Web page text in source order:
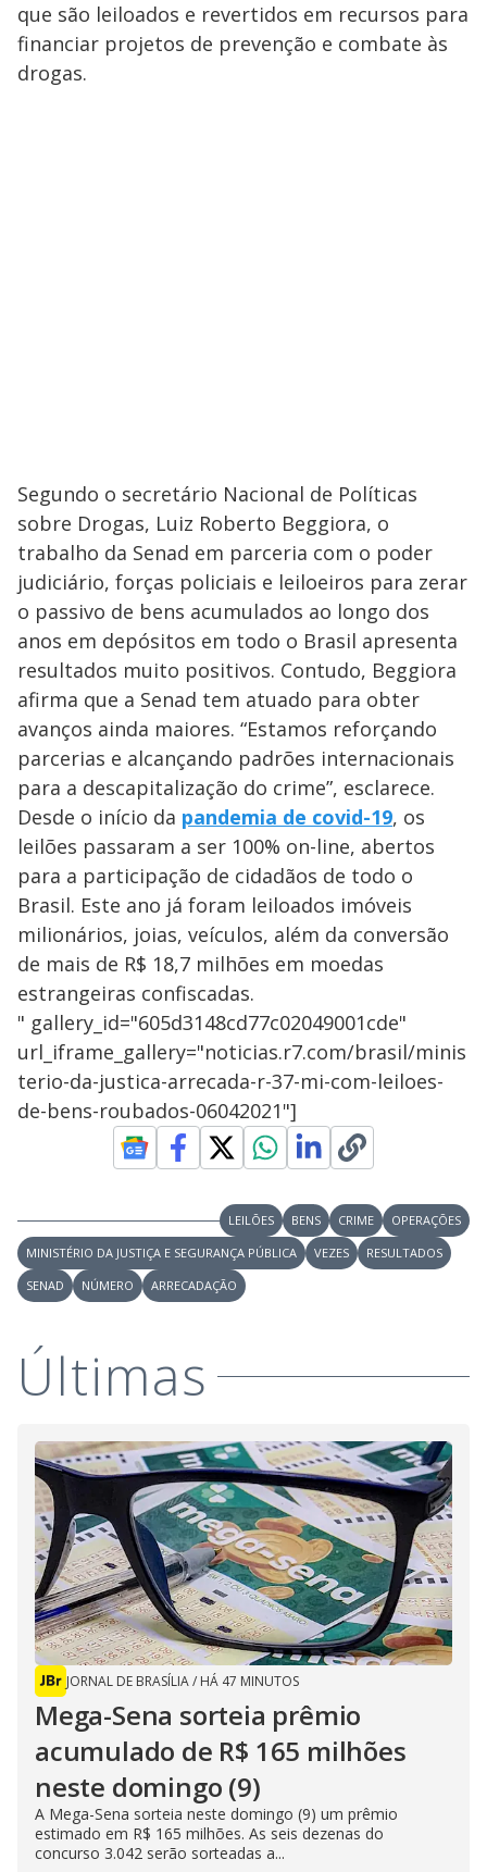
que são leiloados e revertidos em recursos para
financiar projetos de prevenção e combate às
drogas.
Segundo o secretário Nacional de Políticas
sobre Drogas, Luiz Roberto Beggiora, o
trabalho da Senad em parceria com o poder
judiciário, forças policiais e leiloeiros para zerar
o passivo de bens acumulados ao longo dos
anos em depósitos em todo o Brasil apresenta
resultados muito positivos. Contudo, Beggiora
afirma que a Senad tem atuado para obter
avanços ainda maiores. “Estamos reforçando
parcerias e alcançando padrões internacionais
para a descapitalização do crime”, esclarece.
Desde o início da pandemia de covid-19, os
leilões passaram a ser 100% on-line, abertos
para a participação de cidadãos de todo o
Brasil. Este ano já foram leiloados imóveis
milionários, joias, veículos, além da conversão
de mais de R$ 18,7 milhões em moedas
estrangeiras confiscadas.
" gallery_id="605d3148cd77c02049001cde"
url_iframe_gallery="noticias.r7.com/brasil/minis
terio-da-justica-arrecada-r-37-mi-com-leiloes-
de-bens-roubados-06042021"]
LEILÕES BENS CRIME
OPERAÇÕES
MINISTÉRIO DA JUSTIÇA E SEGURANÇA PÚBLICA
VEZES
RESULTADOS
SENAD
NÚMERO ARRECADAÇÃO
Últimas
JORNAL DE BRASÍLIA/ HÁ 47 MINUTOS
Mega-Sena sorteia prêmio
acumulado de R$ 165 milhões
neste domingo (9)
A Mega-Sena sorteia neste domingo (9) um prêmio
estimado em R$ 165 milhões. As seis dezenas do
concurso 3.042 serão sorteadas a...